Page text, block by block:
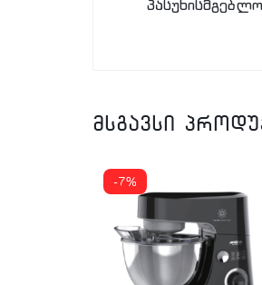
მსგავსი
-7%